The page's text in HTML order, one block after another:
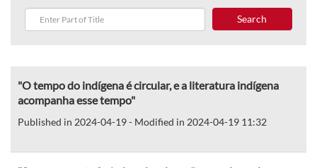
Search
"O tempo do indígena é circular, e a literatura indígena
acompanha esse tempo"
Published in 2024-04-19 - Modified in 2024-04-19 11:32